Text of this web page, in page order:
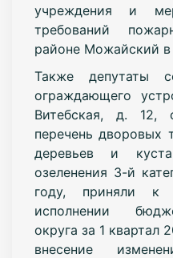
учреждения и
требований
районе Можайский в
Также депутаты
ограждающего
Витебская, д. 12,
перечень дворовых
деревьев и
озеленения 3-й
году, приняли к
исполнении
округа за 1 квартал
внесение